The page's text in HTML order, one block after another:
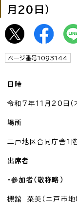
月20日）
ページ番号1093144
日時
令和7年11月20日（
場所
二戸地区合同庁舎1
出席者
・参加者（敬称略）
槻舘 菜美（二戸市地